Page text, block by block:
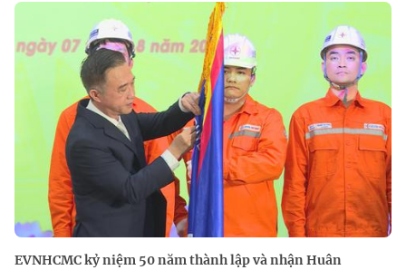
EVNHCMC kỷ niệm 50 năm thành lập và nhận Huân